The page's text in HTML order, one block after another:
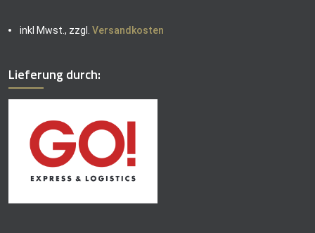
inkl Mwst., zzgl. Versandkosten
Lieferung durch: